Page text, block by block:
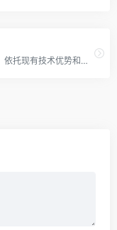
普天大健康专注于健康和养老服务运营，依托现有技术优势和平台优势，坚持自主创新，持续拓展行业空间，着力提升自身可持续发展能力，作为健康养老产业运营商持续推动养老生态链运转。